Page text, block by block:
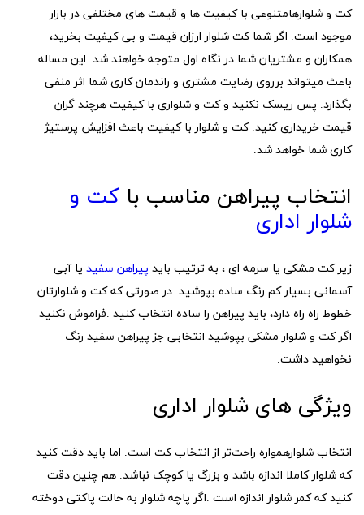
کت و شلوارهامتنوعی با کیفیت ها و قیمت های مختلفی در بازار
موجود است. اگر شما کت شلوار ارزان قیمت و بی کیفیت بخرید،
همکاران و مشتریان شما در نگاه اول متوجه خواهند شد. این مساله
باعث میتواند برروی رضایت مشتری و راندمان کاری شما اثر منفی
بگذارد. پس ریسک نکنید و کت و شلواری با کیفیت هرچند گران
قیمت خریداری کنید. کت و شلوار با کیفیت باعث افزایش پرستیژ
کاری شما خواهد شد.
انتخاب پیراهن مناسب با کت و
شلوار اداری
زیر کت مشکی یا سرمه ای ، به ترتیب باید پیراهن سفید یا آبی
آسمانی بسیار کم رنگ ساده بپوشید. در صورتی که کت و شلوارتان
خطوط راه راه دارد، باید پیراهن را ساده انتخاب کنید .فراموش نکنید
اگر کت و شلوار مشکی بپوشید انتخابی جز پیراهن سفید رنگ
نخواهید داشت.
ویژگی های شلوار اداری
انتخاب شلوارهمواره راحت‌تر از انتخاب کت است. اما باید دقت کنید
که شلوار کاملا اندازه باشد و بزرگ یا کوچک نباشد. هم چنین دقت
کنید که کمر شلوار اندازه است .اگر پاچه شلوار به حالت پاکتی دوخته